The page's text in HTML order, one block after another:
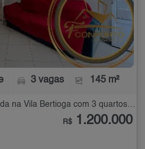
3 vagas 145 m²
R$ 1.200.000